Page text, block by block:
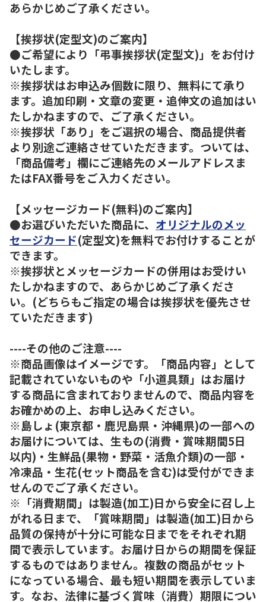
あらかじめご了承ください。
【挨拶状(定型文)のご案内】
●ご希望により「弔事挨拶状(定型文)」をお付け
いたします。
※挨拶状はお申込み個数に限り、無料にて承り
ます。追加印刷・文章の変更・追伸文の追加はい
たしかねますので、ご了承ください。
※挨拶状「あり」をご選択の場合、商品提供者
より別途ご連絡させていただきます。ついては、
「商品備考」欄にご連絡先のメールアドレスま
たはFAX番号をご入力ください。
【メッセージカード(無料)のご案内】
●お選びいただいた商品に、 オリジナルのメッ
セージカード(定型文)を無料でお付けすることが
できます。
※挨拶状とメッセージカードの併用はお受けい
たしかねますので、あらかじめご了承くださ
い。(どちらもご指定の場合は挨拶状を優先させ
ていただきます)
----その他のご注意----
※商品画像はイメージです。「商品内容」として
記載されていないものや「小道具類」はお届け
する商品に含まれておりませんので、商品内容を
お確かめの上、お申し込みください。
※島しょ(東京都・鹿児島県・沖縄県)の一部への
お届けについては、生もの(消費・賞味期間5日
以内)・生鮮品(果物・野菜・活魚介類)の一部・
冷凍品・生花(セット商品を含む)は受付ができま
せんのでご了承ください。
※「消費期間」は製造(加工)日から安全に召し上
がれる日まで、「賞味期間」は製造(加工)日から
品質の保持が十分に可能な日までをそれぞれ期
間で表示しています。お届け日からの期間を保証
するものではありません。複数の商品がセット
になっている場合、最も短い期間を表示していま
す。なお、法律に基づく賞味（消費）期限につい